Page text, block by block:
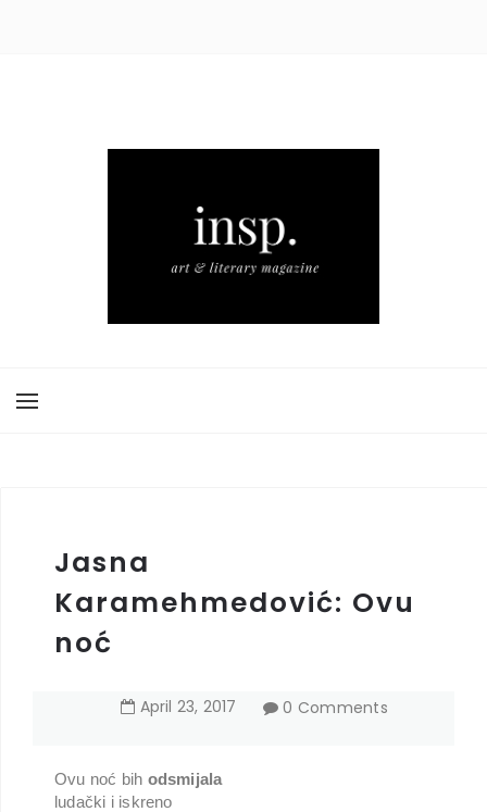
Jasna
Karamehmedović: Ovu
noć
April 23, 2017 0 Comments
Ovu noć bih odsmijala
ludački i iskreno